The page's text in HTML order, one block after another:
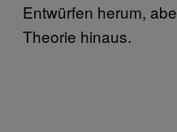
Entwürfen herum,
Theorie hinaus.